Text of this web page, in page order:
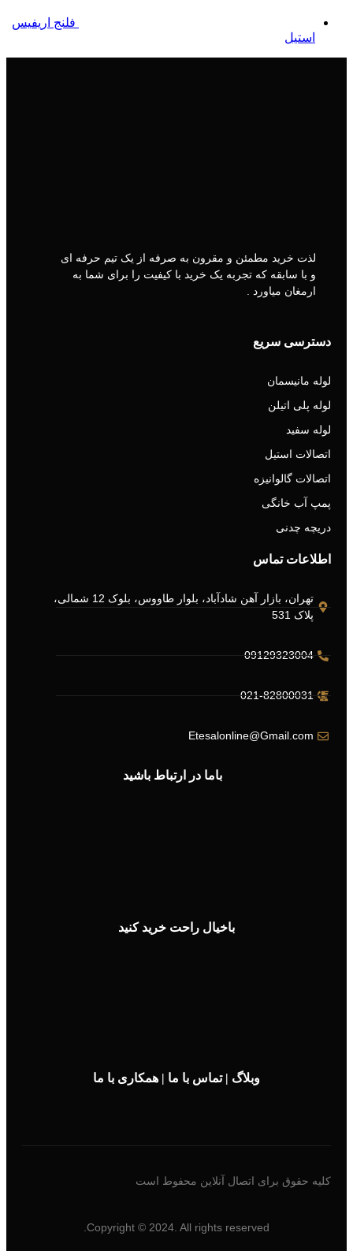
فلنج اریفیس
استیل
لذت خرید مطمئن و مقرون به صرفه از یک تیم حرفه ای
و با سابقه که تجربه یک خرید با کیفیت را برای شما به
ارمغان میاورد .
دسترسی سریع
لوله مانیسمان
لوله پلی اتیلن
لوله سفید
اتصالات استیل
اتصالات گالوانیزه
پمپ آب خانگی
دریچه چدنی
اطلاعات تماس
تهران، بازار آهن شادآباد، بلوار طاووس، بلوک 12 شمالی،
پلاک 531
09129323004
021-82800031
Etesalonline@Gmail.com
باما در ارتباط باشید
باخیال راحت خرید کنید
وبلاگ |تماس با ما | همکاری با ما
کلیه حقوق برای اتصال آنلاین محفوط است
Copyright © 2024. All rights reserved.